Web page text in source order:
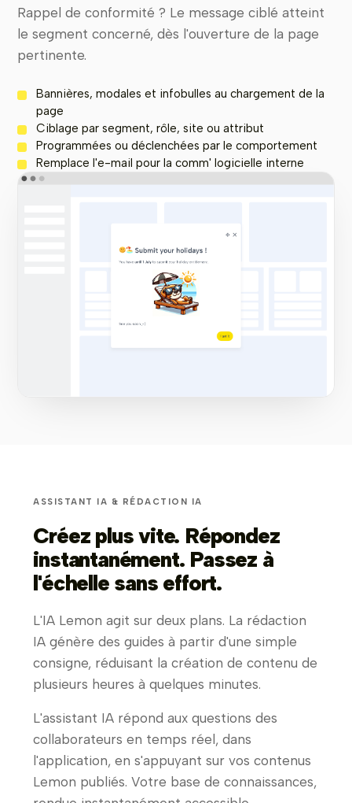
Rappel de conformité ? Le message ciblé atteint
le segment concerné, dès l'ouverture de la page
pertinente.
Bannières, modales et infobulles au chargement de la
page
Ciblage par segment, rôle, site ou attribut
Programmées ou déclenchées par le comportement
Remplace l'e-mail pour la comm' logicielle interne
ASSISTANT IA & RÉDACTION IA
Créez plus vite. Répondez
instantanément. Passez à
l'échelle sans effort.
L'IA Lemon agit sur deux plans. La rédaction
IA génère des guides à partir d'une simple
consigne, réduisant la création de contenu de
plusieurs heures à quelques minutes.
L'assistant IA répond aux questions des
collaborateurs en temps réel, dans
l'application, en s'appuyant sur vos contenus
Lemon publiés. Votre base de connaissances,